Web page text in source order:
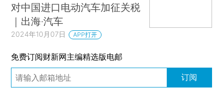
对中国进口电动汽车加征关税
｜出海·汽车
2024年10月07日 APP打开
免费订阅财新网主编精选版电邮
订阅